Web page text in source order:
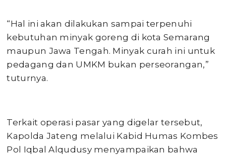
“Hal ini akan dilakukan sampai terpenuhi
kebutuhan minyak goreng di kota Semarang
maupun Jawa Tengah. Minyak curah ini untuk
pedagang dan UMKM bukan perseorangan,”
tuturnya.
Terkait operasi pasar yang digelar tersebut,
Kapolda Jateng melalui Kabid Humas Kombes
Pol Iqbal Alqudusy menyampaikan bahwa